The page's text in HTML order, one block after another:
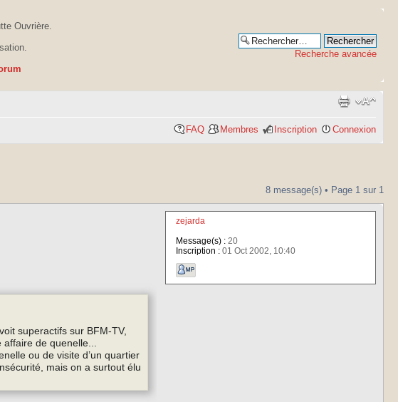
Ouvrière.
Recherche avancée
FAQ Membres Inscription Connexion
8 message(s) • Page 1 sur 1
superactifs sur BFM-TV,
affaire de quenelle...
ou de visite d’un quartier
mais on a surtout élu
zejarda
Message(s) :20
Inscription :01 Oct 2002, 10:40